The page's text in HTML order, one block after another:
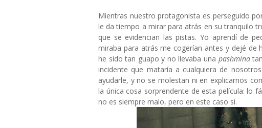
Mientras nuestro protagonista es perseguido
le da tiempo a mirar para atrás en su tranquilo
que se evidencian las pistas. Yo aprendí de
miraba para atrás me cogerían antes y dejé de
he sido tan guapo y no llevaba una pashmina
incidente que mataría a cualquiera de
ayudarle, y no se molestan ni en explicarnos
la única cosa sorprendente de esta película: lo
no es siempre malo, pero en este caso si.